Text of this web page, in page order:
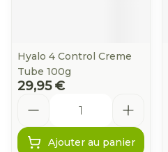
Hyalo 4 Control Creme
Tube 100g
29,95 €
Ajouter au panier